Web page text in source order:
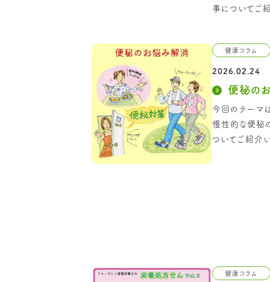
事についてご紹
健康コラム
2026.02.24
便秘の
今回のテーマ
慢性的な便秘
ついてご紹介い
健康コラム